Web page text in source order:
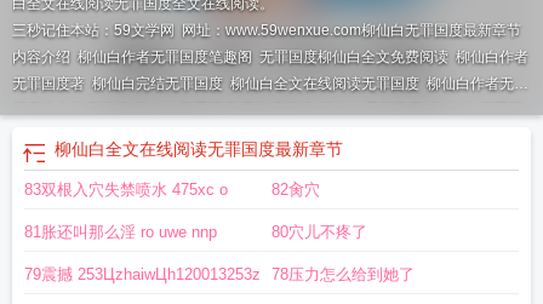
白全文在线阅读无罪国度全文在线阅读。
三秒记住本站：59文学网 网址：www.59wenxue.com柳仙白无罪国度最新章节
内容介绍 柳仙白作者无罪国度笔趣阁 无罪国度柳仙白全文免费阅读 柳仙白作者
无罪国度著 柳仙白完结无罪国度 柳仙白全文在线阅读无罪国度 柳仙白作者无罪
柳仙白 人蛇(无罪国度)最新章节 柳仙白(人蛇 ) 作者无罪国度
阅读柳仙白
罪国度笔趣阁无罪国度笔趣阁柳仙白 柳仙白无罪国度免费阅读笔趣阁
度最新章节更新情况
柳仙白(人蛇) 无罪国度柳仙白无罪国度最新章节列表阅
读柳仙白无罪国度txt无罪国度柳仙白 无罪国度柳仙白免费阅读
柳仙白全文在线阅读无罪国度最新章节
83双根入穴失禁喷水 475xc o 82肏穴
81胀还叫那么淫 ro uwe nnp 80穴儿不疼了
79震撼 253ЦzhaiwЦh120013253z 78压力怎么给到她了